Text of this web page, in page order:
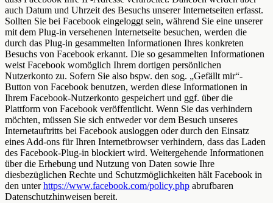
auch Datum und Uhrzeit des Besuchs unserer Internetseiten erfasst.
Sollten Sie bei Facebook eingeloggt sein, während Sie eine unserer
mit dem Plug-in versehenen Internetseite besuchen, werden die
durch das Plug-in gesammelten Informationen Ihres konkreten
Besuchs von Facebook erkannt. Die so gesammelten Informationen
weist Facebook womöglich Ihrem dortigen persönlichen
Nutzerkonto zu. Sofern Sie also bspw. den sog. „Gefällt mir“-
Button von Facebook benutzen, werden diese Informationen in
Ihrem Facebook-Nutzerkonto gespeichert und ggf. über die
Plattform von Facebook veröffentlicht. Wenn Sie das verhindern
möchten, müssen Sie sich entweder vor dem Besuch unseres
Internetauftritts bei Facebook ausloggen oder durch den Einsatz
eines Add-ons für Ihren Internetbrowser verhindern, dass das Laden
des Facebook-Plug-in blockiert wird. Weitergehende Informationen
über die Erhebung und Nutzung von Daten sowie Ihre
diesbezüglichen Rechte und Schutzmöglichkeiten hält Facebook in
den unterhttps://www.facebook.com/policy.php abrufbaren
Datenschutzhinweisen bereit.